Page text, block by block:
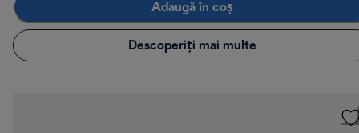
Adaugă în coș
Descoperiți mai multe